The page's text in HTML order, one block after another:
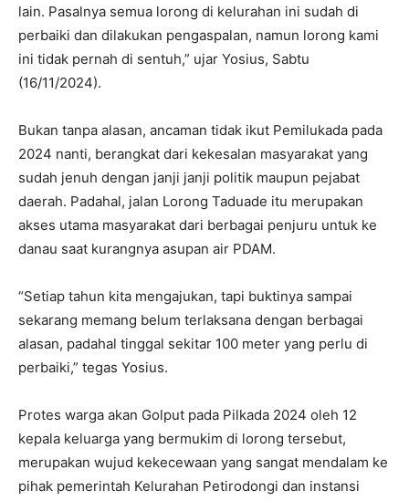
lain. Pasalnya semua lorong di kelurahan ini sudah di
perbaiki dan dilakukan pengaspalan, namun lorong kami
ini tidak pernah di sentuh,” ujar Yosius, Sabtu
(16/11/2024).
Bukan tanpa alasan, ancaman tidak ikut Pemilukada pada
2024 nanti, berangkat dari kekesalan masyarakat yang
sudah jenuh dengan janji janji politik maupun pejabat
daerah. Padahal, jalan Lorong Taduade itu merupakan
akses utama masyarakat dari berbagai penjuru untuk ke
danau saat kurangnya asupan air PDAM.
“Setiap tahun kita mengajukan, tapi buktinya sampai
sekarang memang belum terlaksana dengan berbagai
alasan, padahal tinggal sekitar 100 meter yang perlu di
perbaiki,” tegas Yosius.
Protes warga akan Golput pada Pilkada 2024 oleh 12
kepala keluarga yang bermukim di lorong tersebut,
merupakan wujud kekecewaan yang sangat mendalam ke
pihak pemerintah Kelurahan Petirodongi dan instansi